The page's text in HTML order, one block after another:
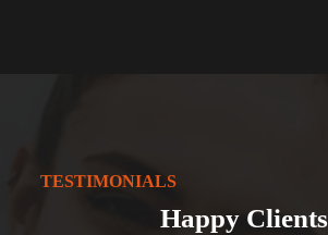
TESTIMONIALS
Happy Clients